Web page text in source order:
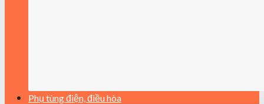
Phụ tùng điện, điều hòa